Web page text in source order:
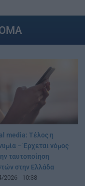
media: Τέλος η
– Έρχεται νόμος
ταυτοποίηση
στην Ελλάδα
2026 - 10:38